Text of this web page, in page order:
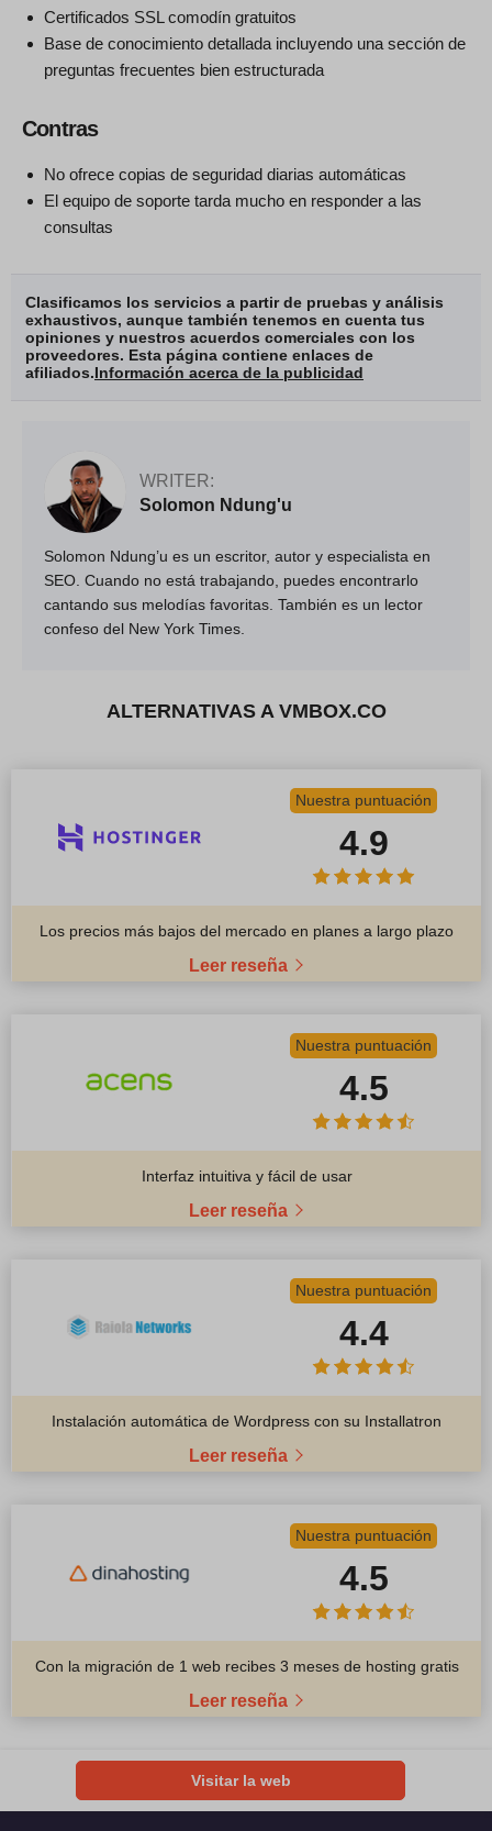
Certificados SSL comodín gratuitos
Base de conocimiento detallada incluyendo una sección de
preguntas frecuentes bien estructurada
Contras
No ofrece copias de seguridad diarias automáticas
El equipo de soporte tarda mucho en responder a las
consultas
Clasificamos los servicios a partir de pruebas y análisis
exhaustivos, aunque también tenemos en cuenta tus
opiniones y nuestros acuerdos comerciales con los
proveedores. Esta página contiene enlaces de
afiliados.Información acerca de la publicidad
WRITER:
Solomon Ndung'u
Solomon Ndung’u es un escritor, autor y especialista en
SEO. Cuando no está trabajando, puedes encontrarlo
cantando sus melodías favoritas. También es un lector
confeso del New York Times.
ALTERNATIVAS A VMBOX.CO
Nuestra puntuación
4.9
Los precios más bajos del mercado en planes a largo plazo
Leer reseña
Nuestra puntuación
4.5
Interfaz intuitiva y fácil de usar
Leer reseña
Nuestra puntuación
4.4
Instalación automática de Wordpress con su Installatron
Leer reseña
Nuestra puntuación
4.5
Con la migración de 1 web recibes 3 meses de hosting gratis
Leer reseña
Visitar la web